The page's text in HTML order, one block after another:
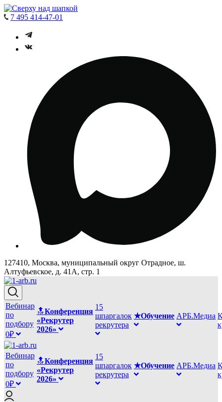
7 495 414-47-01
127410, Москва, муниципальный округ Отрадное, ш.
Алтуфьевское, д. 41А, стр. 1
Вебинар
по
подбору
0₽
🔝Конференция
«Рекрутер
2026»
15
шпаргалок
рекрутера
★Обучение АРБ.Медиа
Вебинар
по
подбору
0₽
🔝Конференция
«Рекрутер
2026»
15
шпаргалок
рекрутера
★Обучение АРБ.Медиа